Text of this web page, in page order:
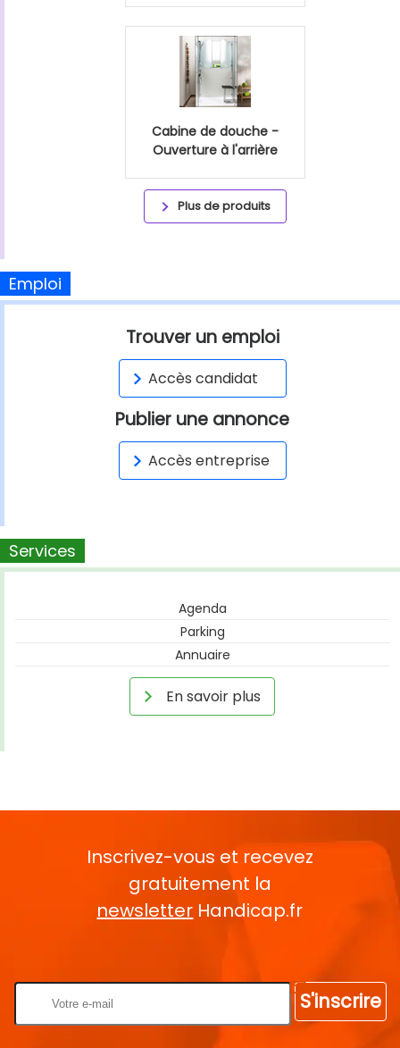
Cabine de douche -
Ouverture à l'arrière
Plus de produits
Emploi
Trouver un emploi
Accès candidat
Publier une annonce
Accès entreprise
Services
Agenda
Parking
Annuaire
En savoir plus
Inscrivez-vous et recevez
gratuitement la
newsletter Handicap.fr
S'inscrire